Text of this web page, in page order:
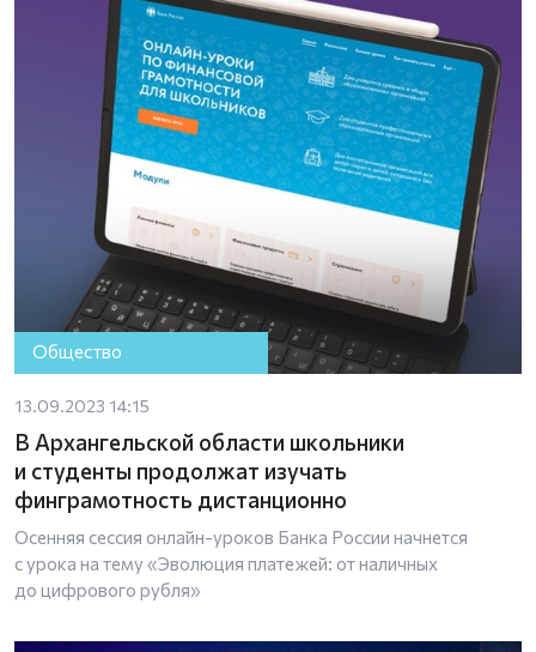
Общество
13.09.2023 14:15
В Архангельской области школьники
и студенты продолжат изучать
финграмотность дистанционно
Осенняя сессия онлайн-уроков Банка России начнется
с урока на тему «Эволюция платежей: от наличных
до цифрового рубля»